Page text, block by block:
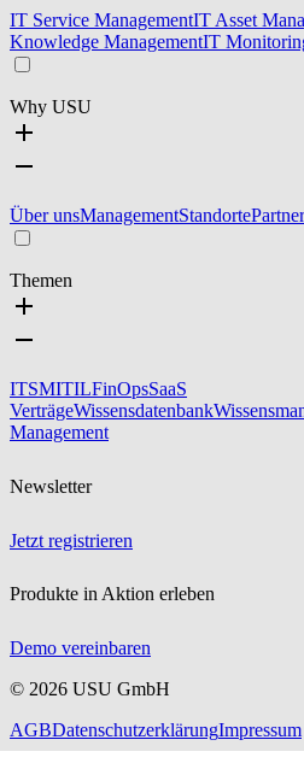
IT Service ManagementIT Asset
Knowledge ManagementIT
Why USU
Über unsManagementStandortePartner
Themen
ITSMITILFinOpsSaaS
VerträgeWissensdatenbank
Management
Newsletter
Jetzt registrieren
Produkte in Aktion erleben
Demo vereinbaren
© 2026 USU GmbH
AGBDatenschutzerklärungImpressum